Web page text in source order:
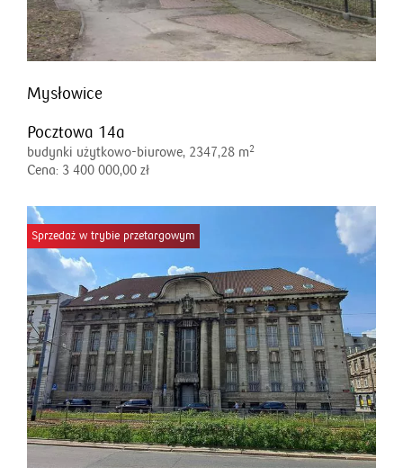
Mysłowice
Pocztowa 14a
budynki użytkowo-biurowe, 2347,28 m2
Cena: 3 400 000,00 zł
Sprzedaż w trybie przetargowym